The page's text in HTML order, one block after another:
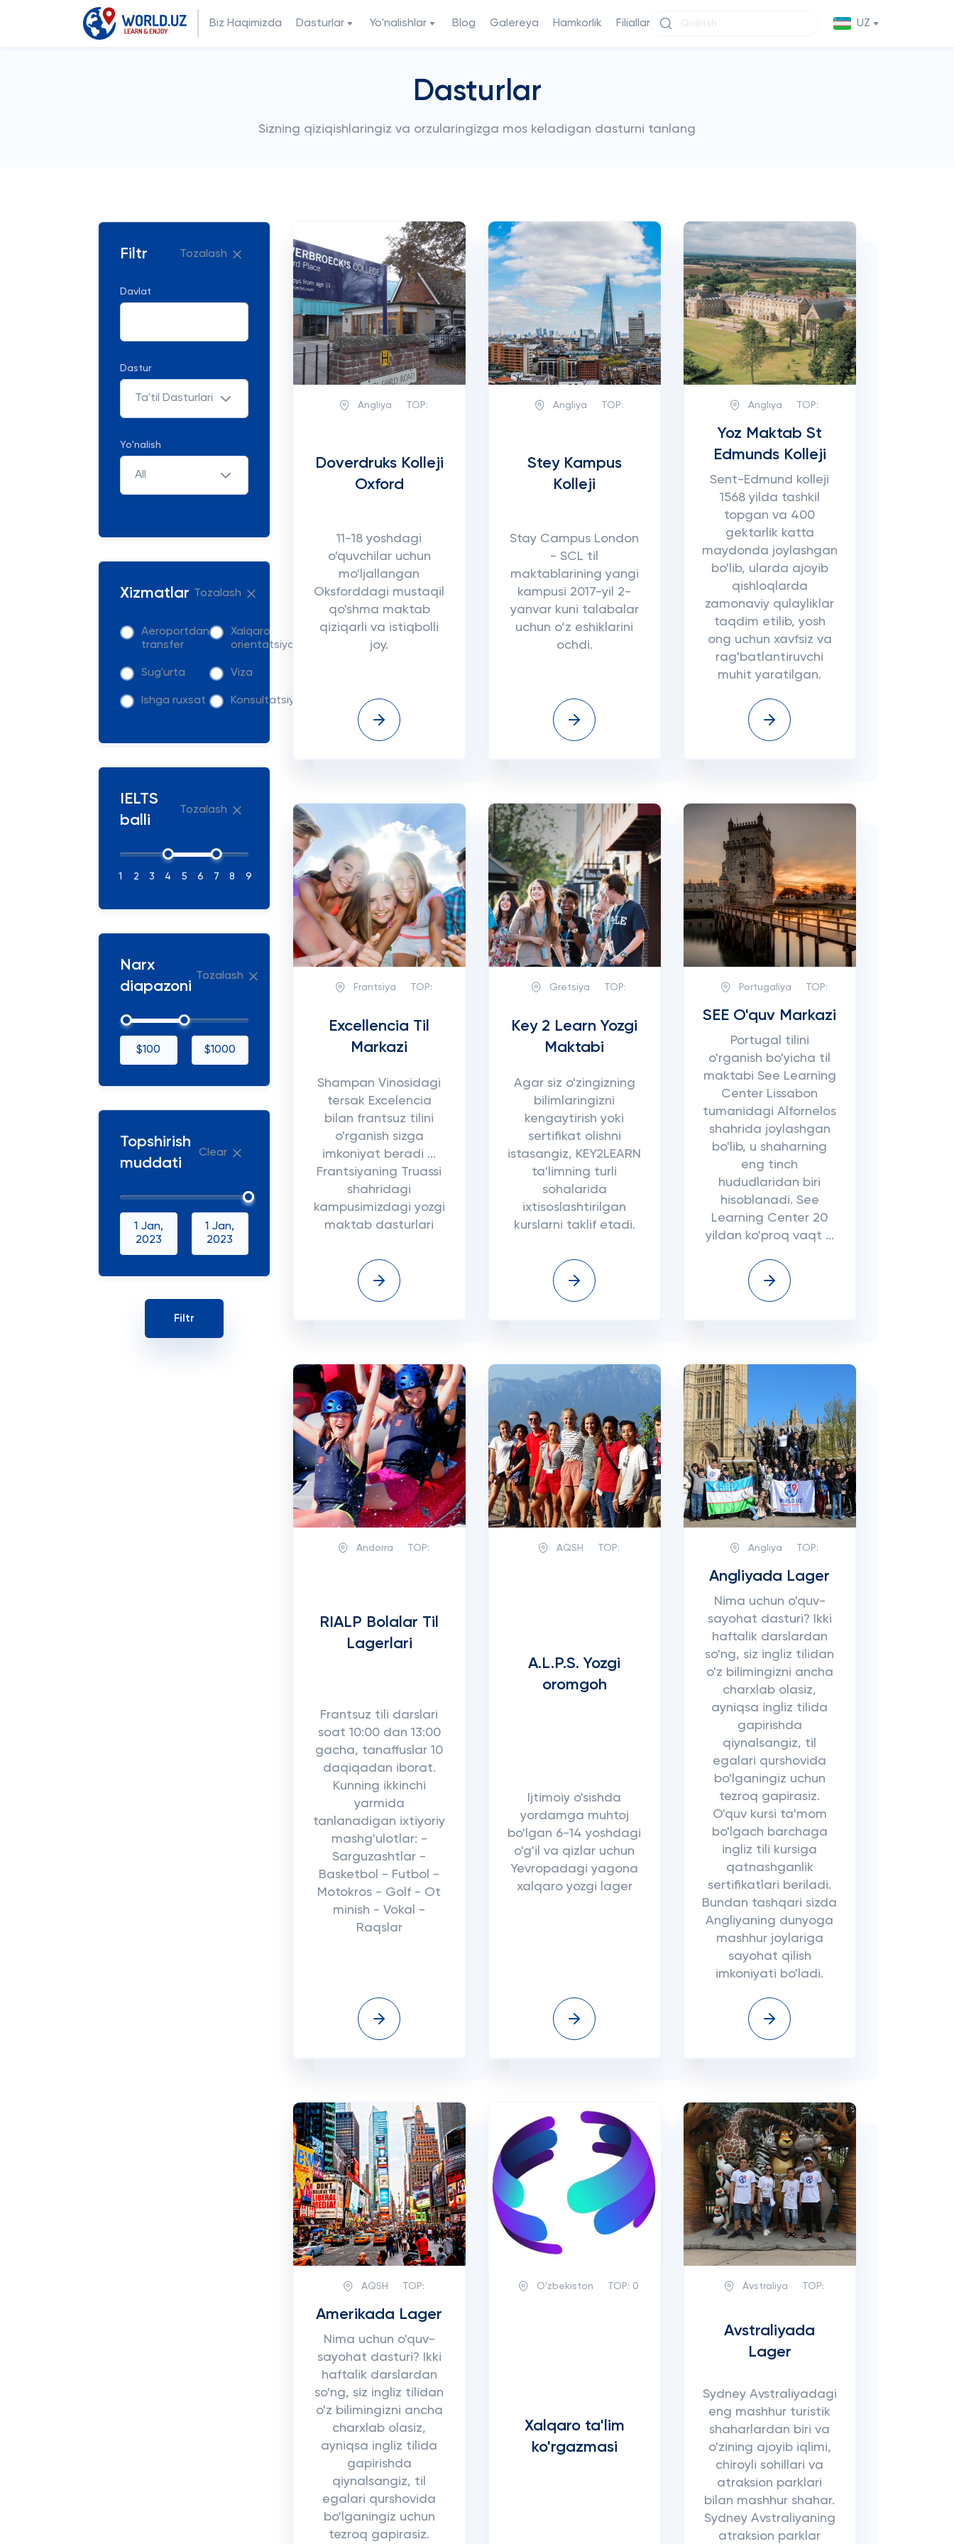
Biz Haqimizda Dasturlar Yo'nalishlar Blog Galereya Hamkorlik Filiallar UZ
Dasturlar
Sizning qiziqishlaringiz va orzularingizga mos keladigan dasturni tanlang
Filtr Tozalash
Davlat
Dastur
Ta'til Dasturlari
Yo'nalish
All
Xizmatlar Tozalash
Aeroportdan
transfer
Xalqaro
orientatsiya
Sug'urta Viza
Ishga ruxsat Konsultatsiya
IELTS
balli
Tozalash
1 2 3 4 5 6 7 8 9
Narx
diapazoni
Tozalash
$100 $1000
Topshirish
muddati
Clear
1 Jan,
2023
1 Jan,
2023
Angliya TOP:
Doverdruks Kolleji
Oxford
11-18 yoshdagi
o'quvchilar uchun
mo'ljallangan
Oksforddagi mustaqil
qo'shma maktab
qiziqarli va istiqbolli
joy.
Angliya TOP:
Stey Kampus
Kolleji
Stay Campus London
- SCL til
maktablarining yangi
kampusi 2017-yil 2-
yanvar kuni talabalar
uchun o‘z eshiklarini
ochdi.
Angliya TOP:
Yoz Maktab St
Edmunds Kolleji
Sent-Edmund kolleji
1568 yilda tashkil
topgan va 400
gektarlik katta
maydonda joylashgan
bo'lib, ularda ajoyib
qishloqlarda
zamonaviy qulayliklar
taqdim etilib, yosh
ong uchun xavfsiz va
rag'batlantiruvchi
muhit yaratilgan.
Frantsiya TOP:
Excellencia Til
Markazi
Shampan Vinosidagi
tersak Excelencia
bilan frantsuz tilini
o'rganish sizga
imkoniyat beradi ...
Frantsiyaning Truassi
shahridagi
kampusimizdagi yozgi
maktab dasturlari
Gretsiya TOP:
Key 2 Learn Yozgi
Maktabi
Agar siz o'zingizning
bilimlaringizni
kengaytirish yoki
sertifikat olishni
istasangiz, KEY2LEARN
ta'limning turli
sohalarida
ixtisoslashtirilgan
kurslarni taklif etadi.
Portugaliya TOP:
SEE O'quv Markazi
Portugal tilini
o'rganish bo'yicha til
maktabi See Learning
Center Lissabon
tumanidagi Alfornelos
shahrida joylashgan
bo'lib, u shaharning
eng tinch
hududlaridan biri
hisoblanadi. See
Learning Center 20
yildan ko'proq vaqt ...
Andorra TOP:
RIALP Bolalar Til
Lagerlari
Frantsuz tili darslari
soat 10:00 dan 13:00
gacha, tanaffuslar 10
daqiqadan iborat.
Kunning ikkinchi
yarmida
tanlanadigan ixtiyoriy
mashg'ulotlar: -
Sarguzashtlar -
Basketbol - Futbol -
Motokros - Golf - Ot
minish - Vokal -
Raqslar
AQSH TOP:
A.L.P.S. Yozgi
oromgoh
Ijtimoiy o'sishda
yordamga muhtoj
bo'lgan 6-14 yoshdagi
o'g'il va qizlar uchun
Yevropadagi yagona
xalqaro yozgi lager
Angliya TOP:
Angliyada Lager
Nima uchun o'quv-
sayohat dasturi? Ikki
haftalik darslardan
so'ng, siz ingliz tilidan
o'z bilimingizni ancha
charxlab olasiz,
ayniqsa ingliz tilida
gapirishda
qiynalsangiz, til
egalari qurshovida
bo'lganingiz uchun
tezroq gapirasiz.
O'quv kursi ta'mom
bo'lgach barchaga
ingliz tili kursiga
qatnashganlik
sertifikatlari beriladi.
Bundan tashqari sizda
Angliyaning dunyoga
mashhur joylariga
sayohat qilish
imkoniyati bo'ladi.
AQSH TOP:
Amerikada Lager
Nima uchun o'quv-
sayohat dasturi? Ikki
haftalik darslardan
so'ng, siz ingliz tilidan
o'z bilimingizni ancha
charxlab olasiz,
ayniqsa ingliz tilida
gapirishda
qiynalsangiz, til
egalari qurshovida
bo'lganingiz uchun
tezroq gapirasiz.
O'zbekiston TOP: 0
Xalqaro ta'lim
ko'rgazmasi
Avstraliya TOP:
Avstraliyada
Lager
Sydney Avstraliyadagi
eng mashhur turistik
shaharlardan biri va
o'zining ajoyib iqlimi,
chiroyli sohillari va
atraksion parklari
bilan mashhur shahar.
Sydney Avstraliyaning
atraksion parklar